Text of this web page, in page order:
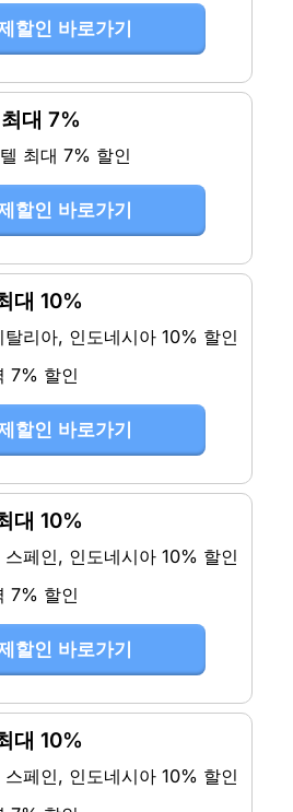
할인 바로가기
대 7%
최대 7% 할인
할인 바로가기
대 10%
리아, 인도네시아 10% 할인
7% 할인
할인 바로가기
대 10%
페인, 인도네시아 10% 할인
7% 할인
할인 바로가기
대 10%
페인, 인도네시아 10% 할인